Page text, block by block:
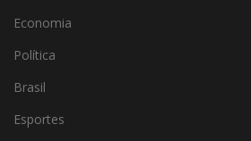
Economia
Política
Brasil
Esportes